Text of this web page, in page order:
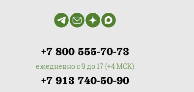
+7 800 555-70-73
ежедневно с 9 до 17 (+4 МСК)
+7 913 740-50-90